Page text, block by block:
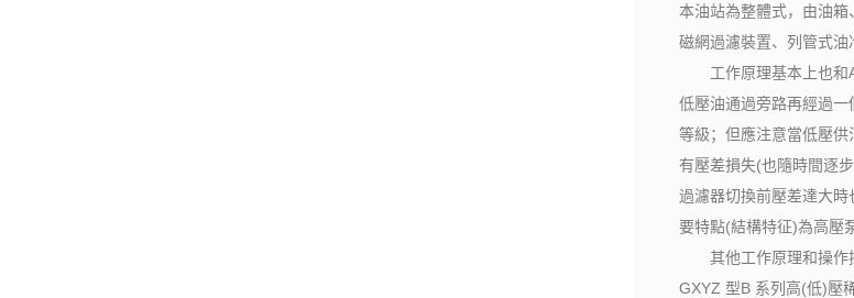
本油站為整體式，由油
磁網過濾裝置、列管式油
工作原理基本上也和A
低壓油通過旁路再經過
等級；但應注意當低壓
有壓差損失(也隨時間逐
過濾器切換前壓差達大
要特點(結構特征)為高壓
其他工作原理和操作
GXYZ 型B 系列高(低)壓